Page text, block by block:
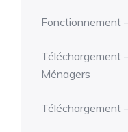
Fonctionnement
Téléchargement
Ménagers
Téléchargement